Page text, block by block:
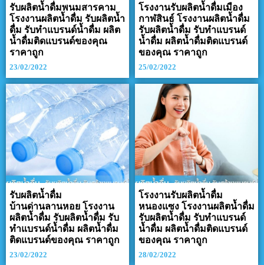
รับผลิตน้ำดื่มพนมสารคาม
โรงงานผลิตน้ำดื่ม รับผลิตน้ำ
ดื่ม รับทำแบรนด์น้ำดื่ม ผลิต
น้ำดื่มติดแบรนด์ของคุณ
ราคาถูก
23/02/2022
โรงงานรับผลิตน้ำดื่มเมือง
กาฬสินธ์ โรงงานผลิตน้ำดื่ม
รับผลิตน้ำดื่ม รับทำแบรนด์
น้ำดื่ม ผลิตน้ำดื่มติดแบรนด์
ของคุณ ราคาถูก
25/02/2022
รับผลิตน้ำดื่ม
บ้านด่านลานหอย โรงงาน
ผลิตน้ำดื่ม รับผลิตน้ำดื่ม รับ
ทำแบรนด์น้ำดื่ม ผลิตน้ำดื่ม
ติดแบรนด์ของคุณ ราคาถูก
23/02/2022
โรงงานรับผลิตน้ำดื่ม
หนองแซง โรงงานผลิตน้ำดื่ม
รับผลิตน้ำดื่ม รับทำแบรนด์
น้ำดื่ม ผลิตน้ำดื่มติดแบรนด์
ของคุณ ราคาถูก
28/02/2022